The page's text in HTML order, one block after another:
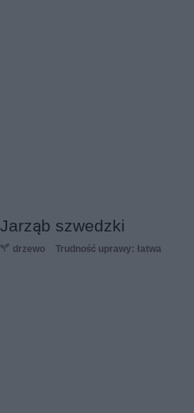
Jarząb szwedzki
drzewo Trudność uprawy: łatwa